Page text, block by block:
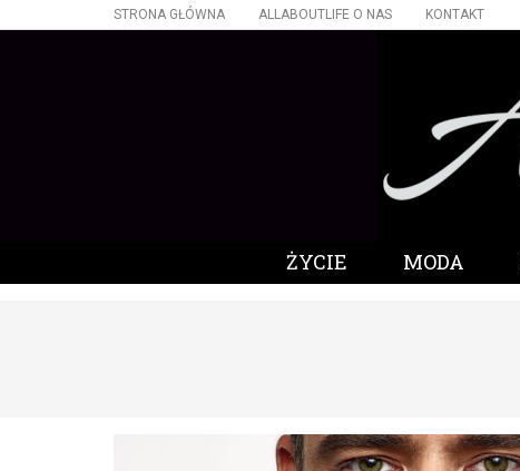
STRONA GŁÓWNA ALLABOUTLIFE O NAS KONTAKT
ŻYCIE MODA